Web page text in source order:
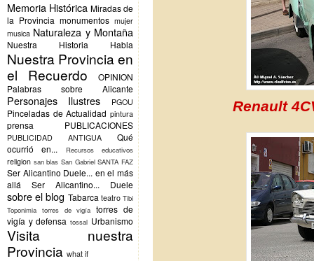
Memoria Histórica Miradas de
la Provincia monumentos mujer
musica Naturaleza y Montaña
Nuestra Historia Habla
Nuestra Provincia en
el Recuerdo
OPINION
Palabras sobre Alicante
Personajes Ilustres PGOU
Pinceladas de Actualidad pintura
prensa PUBLICACIONES
PUBLICIDAD ANTIGUA
Qué
ocurrió en...
Recursos educativos
religion san blas San Gabriel SANTA FAZ
Ser Alicantino Duele... en el más
allá
Ser Alicantino... Duele
sobre el blog Tabarca teatro Tibi
Toponimia torres de vigía torres de
vigía y defensa tossal Urbanismo
Visita nuestra
Provincia what if
Renault